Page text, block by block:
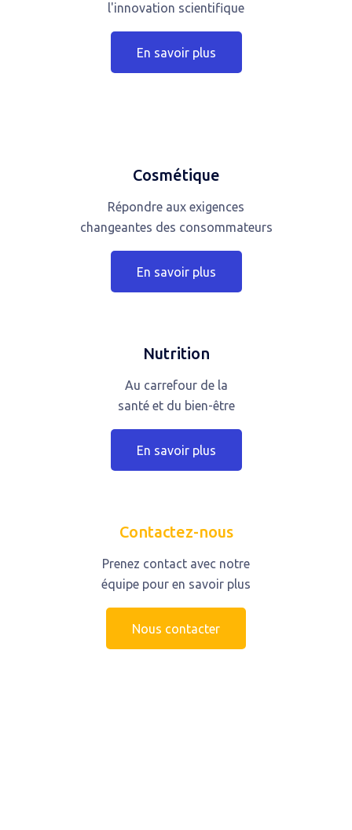
l'innovation scientifique
En savoir plus
Cosmétique
Répondre aux exigences
changeantes des consommateurs
En savoir plus
Nutrition
Au carrefour de la
santé et du bien-être
En savoir plus
Contactez-nous
Prenez contact avec notre
équipe pour en savoir plus
Nous contacter